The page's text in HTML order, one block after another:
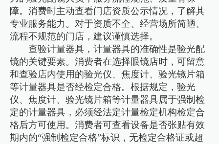
障。消费时主动查看门店资质公示情况，了解其
专业服务能力。对于资质不全、经营场所简陋、
流程不规范的门店，建议谨慎选择。
查验计量器具，计量器具的准确性是验光配
镜的关键要素。消费者在选择眼镜店时，可留意
和查验店内使用的验光仪、焦度计、验光镜片箱
等计量器具是否经检定合格。根据规定，验光
仪、焦度计、验光镜片箱等计量器具属于强制检
定的计量器具，必须经法定计量检定机构检定合
格后方可使用。消费者可查看设备是否张贴有效
期内的“强制检定合格”标识，无检定合格证或超